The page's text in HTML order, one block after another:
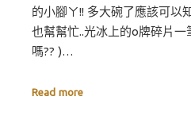
的小腳ㄚ!! 多大碗了應該可以
也幫幫忙..光冰上的o牌碎片
嗎?? )…
Read more